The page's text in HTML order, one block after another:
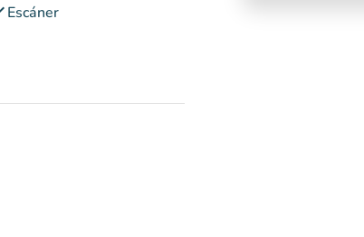
Escáner